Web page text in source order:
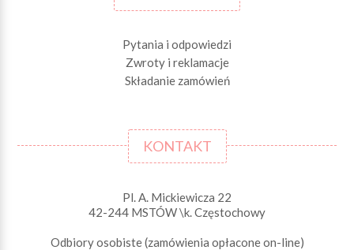
Pytania i odpowiedzi
Zwroty i reklamacje
Składanie zamówień
KONTAKT
Pl. A. Mickiewicza 22
42-244 MSTÓW \k. Częstochowy
Odbiory osobiste (zamówienia opłacone on-line)